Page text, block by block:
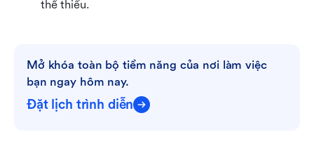
thể thiếu.
Mở khóa toàn bộ tiềm năng của nơi làm việc
bạn ngay hôm nay.
Đặt lịch trình diễn